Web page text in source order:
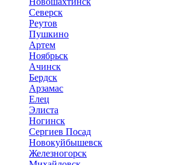
Северск
Реутов
Пушкино
Артем
Ноябрьск
Ачинск
Бердск
Арзамас
Елец
Элиста
Ногинск
Сергиев Посад
Новокуйбышевск
Железногорск